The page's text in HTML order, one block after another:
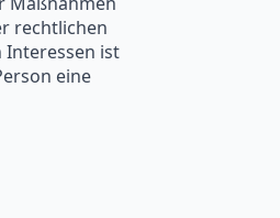
rechtlichen
Interessen ist
eine